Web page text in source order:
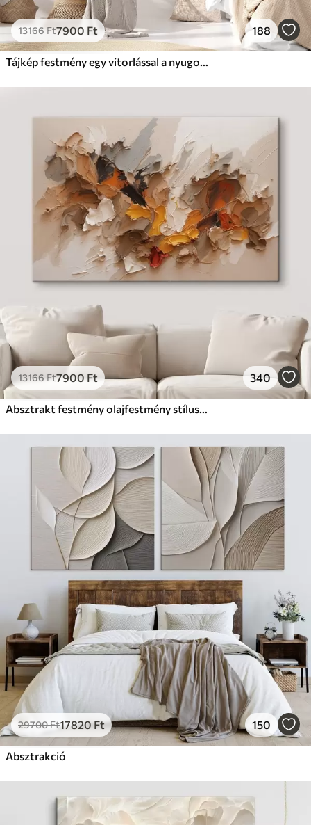
13166Ft7900 Ft 188
Tájkép festmény egy vitorlással a nyugodt tengeren, narancssárga és sárga égbolt, távoli hegyek
13166Ft7900Ft 340
Absztrakt festmény olajfestmény stílusban
29700Ft17820Ft 150
Absztrakció